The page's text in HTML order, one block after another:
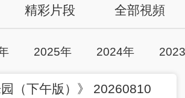
精彩片段 全部視頻
2025年 2024年
园（下午版）》 20260810